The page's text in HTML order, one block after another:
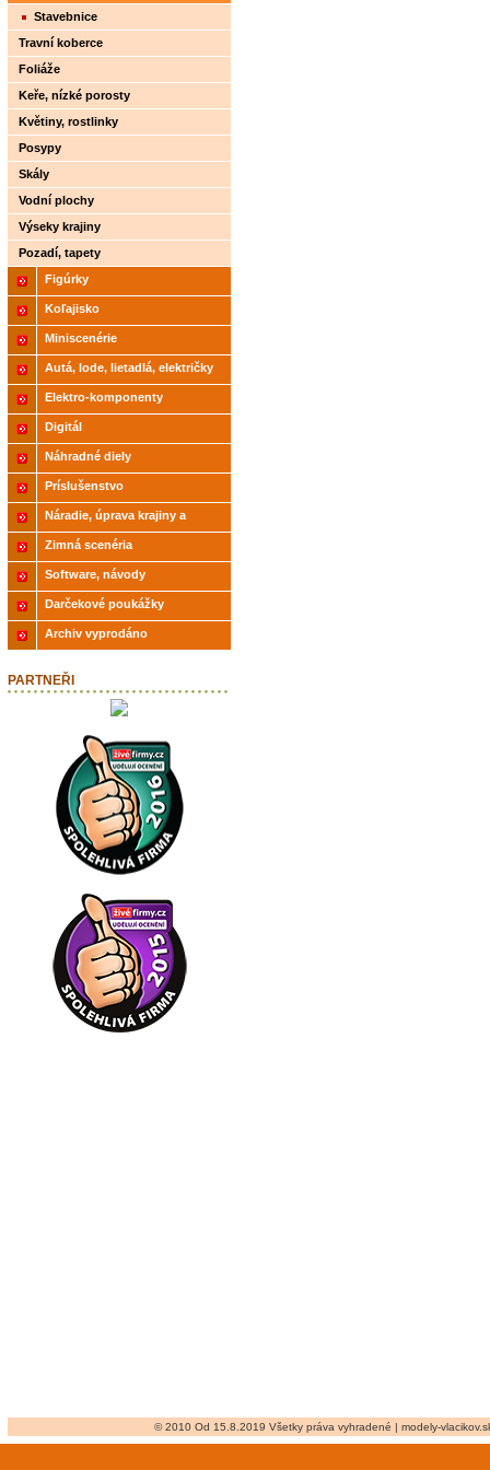
Stavebnice
Travní koberce
Foliáže
Keře, nízké porosty
Květiny, rostlinky
Posypy
Skály
Vodní plochy
Výseky krajiny
Pozadí, tapety
Figúrky
Koľajisko
Miniscenérie
Autá, lode, lietadlá, električky
Elektro-komponenty
Digitál
Náhradné diely
Príslušenstvo
Náradie, úprava krajiny a
modelov
Zimná scenéria
Software, návody
Darčekové poukážky
Archiv vyprodáno
PARTNEŘI
© 2010 Od 15.8.2019 Všetky práva vyhradené | modely-